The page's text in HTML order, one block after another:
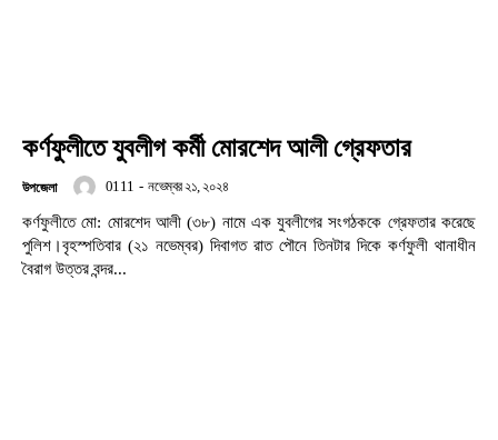
কর্ণফুলীতে যুবলীগ কর্মী মোরশেদ আলী গ্রেফতার
উপজেলা 0111 - নভেম্বর ২১, ২০২৪
কর্ণফুলীতে মো: মোরশেদ আলী (৩৮) নামে এক যুবলীগের সংগঠককে গ্রেফতার করেছে
পুলিশ।বৃহস্পতিবার (২১ নভেম্বর) দিবাগত রাত পৌনে তিনটার দিকে কর্ণফুলী থানাধীন
বৈরাগ উত্তর বন্দর...